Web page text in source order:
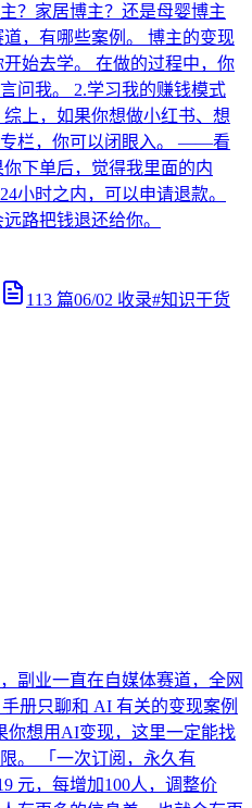
？家居博主？还是母婴博主
，有哪些案例。 博主的变现
始去学。 在做的过程中，你
问我。 2.学习我的赚钱模式
上，如果你想做小红书、想
栏，你可以闭眼入。 ——看
下单后，觉得我里面的内
小时之内，可以申请退款。
路把钱退还给你。
113 篇06/02 收录#知识干货
副业一直在自媒体赛道，全网
册只聊和 AI 有关的变现案例
你想用AI变现，这里一定能找
。 「一次订阅，永久有
元，每增加100人，调整价